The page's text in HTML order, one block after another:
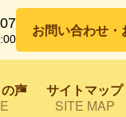
お問い合わせ・
声
サイトマップ
SITE MAP